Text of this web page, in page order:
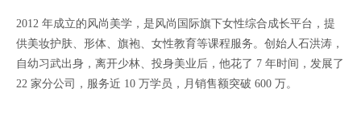
2012 年成立的风尚美学，是风尚国际旗下女性综合成长平台，提
供美妆护肤、形体、旗袍、女性教育等课程服务。创始人石洪涛，
自幼习武出身，离开少林、投身美业后，他花了 7 年时间，发展了
22 家分公司，服务近 10 万学员，月销售额突破 600 万。